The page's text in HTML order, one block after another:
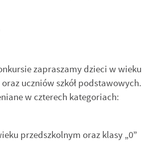
zapraszamy dzieci w wieku
uczniów szkół podstawowych.
w czterech kategoriach:
przedszkolnym oraz klasy „0”